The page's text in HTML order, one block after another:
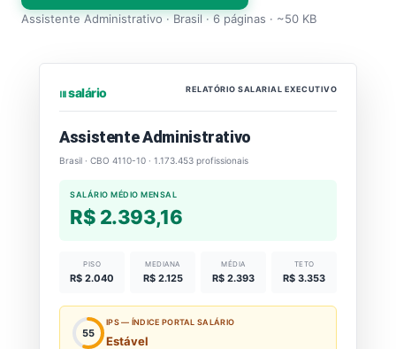
Assistente Administrativo · Brasil · 6 páginas · ~50 KB
⏐⏐⏐ salário RELATÓRIO SALARIAL EXECUTIVO
Assistente Administrativo
Brasil · CBO 4110-10 · 1.173.453 profissionais
SALÁRIO MÉDIO MENSAL
R$ 2.393,16
PISO
R$ 2.040
MEDIANA
R$ 2.125
MÉDIA
R$ 2.393
TETO
R$ 3.353
55
IPS — ÍNDICE PORTAL SALÁRIO
Estável